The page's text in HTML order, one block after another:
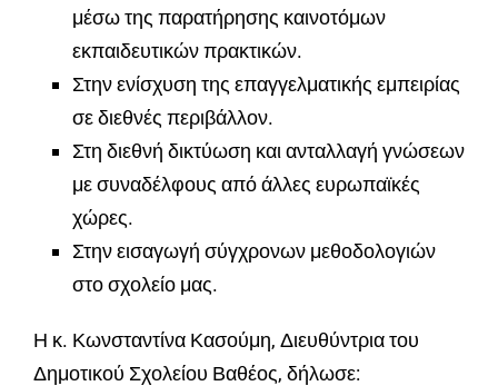
μέσω της παρατήρησης καινοτόμων
εκπαιδευτικών πρακτικών.
Στην ενίσχυση της επαγγελματικής εμπειρίας
σε διεθνές περιβάλλον.
Στη διεθνή δικτύωση και ανταλλαγή γνώσεων
με συναδέλφους από άλλες ευρωπαϊκές
χώρες.
Στην εισαγωγή σύγχρονων μεθοδολογιών
στο σχολείο μας.
Η κ. Κωνσταντίνα Κασούμη, Διευθύντρια του
Δημοτικού Σχολείου Βαθέος, δήλωσε: